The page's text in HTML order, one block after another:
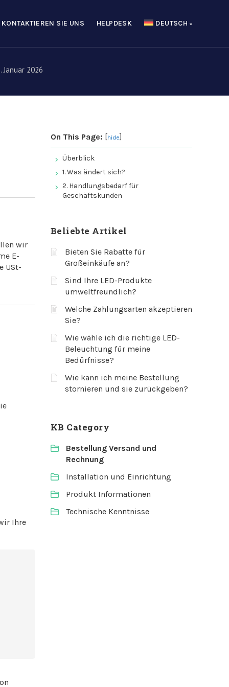
KONTAKTIEREN SIE UNS HELPDESK DEUTSCH
2026
wir
E-
USt-
Ihre
On This Page: [hide]
Überblick
1. Was ändert sich?
2. Handlungsbedarf für
Geschäftskunden
Beliebte Artikel
Bieten Sie Rabatte für
Großeinkäufe an?
Sind Ihre LED-Produkte
umweltfreundlich?
Welche Zahlungsarten akzeptieren
Sie?
Wie wähle ich die richtige LED-
Beleuchtung für meine
Bedürfnisse?
Wie kann ich meine Bestellung
stornieren und sie zurückgeben?
KB Category
Bestellung Versand und
Rechnung
Installation und Einrichtung
Produkt Informationen
Technische Kenntnisse